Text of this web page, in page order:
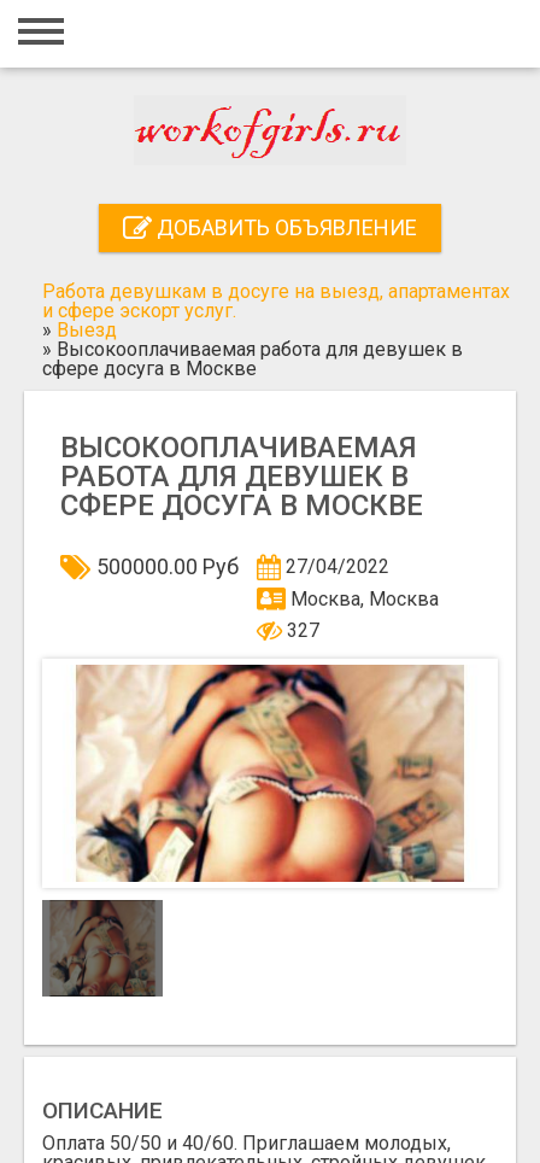
Главная
Регистрация
Добавить объявление
Поиск
ДОБАВИТЬ ОБЪЯВЛЕНИЕ
Работа девушкам в досуге на выезд, апартаментах
и сфере эскорт услуг.
» Выезд
» Высокооплачиваемая работа для девушек в
сфере досуга в Москве
ВЫСОКООПЛАЧИВАЕМАЯ
РАБОТА ДЛЯ ДЕВУШЕК В
СФЕРЕ ДОСУГА В МОСКВЕ
500000.00 Руб
27/04/2022
Москва, Москва
327
ОПИСАНИЕ
Оплата 50/50 и 40/60. Приглашаем молодых,